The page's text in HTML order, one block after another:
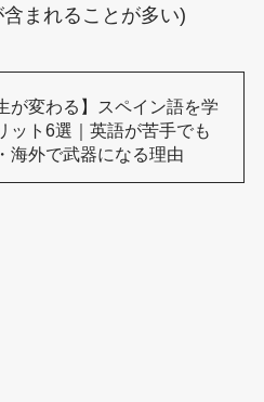
まれることが多い)
が変わる】スペイン語を学
ット6選｜英語が苦手でも
海外で武器になる理由